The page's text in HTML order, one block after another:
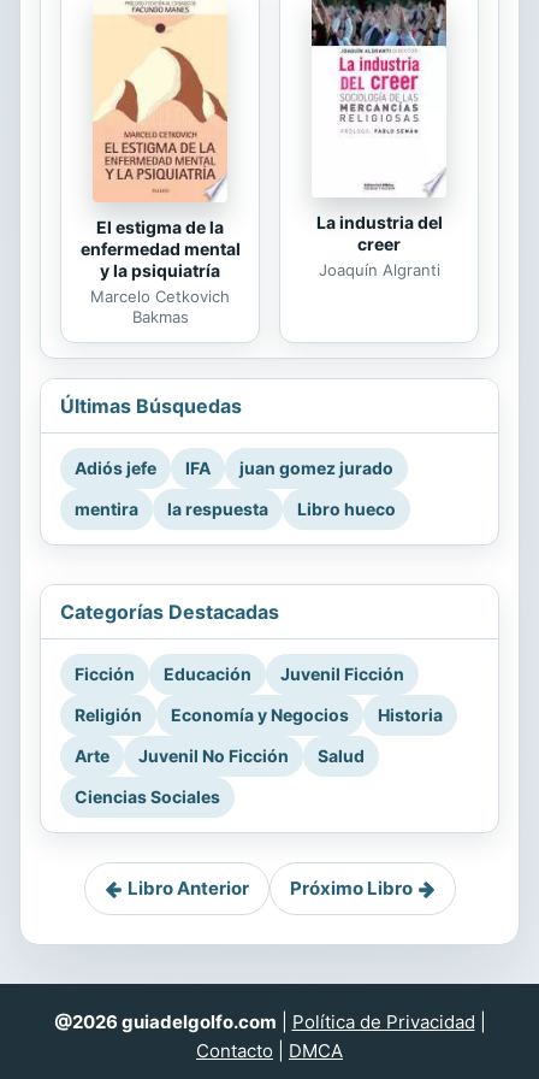
El estigma de la
enfermedad mental
y la psiquiatría
Marcelo Cetkovich
Bakmas
La industria del
creer
Joaquín Algranti
Últimas Búsquedas
Adiós jefe IFA
juan gomez jurado
mentira
la respuesta Libro hueco
Categorías Destacadas
Ficción Educación
Juvenil Ficción
Religión
Economía y Negocios
Historia
Arte
Juvenil No Ficción
Salud
Ciencias Sociales
Libro Anterior Próximo Libro
@2026 guiadelgolfo.com Política de Privacidad
Contacto
DMCA